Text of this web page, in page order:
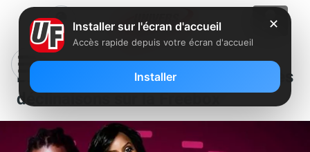
BBLACK annonce l’arrivée de ses
déclinaisons sur la Freebox
✕
Installer sur l'écran d'accueil
Accès rapide depuis votre écran d'accueil
Installer